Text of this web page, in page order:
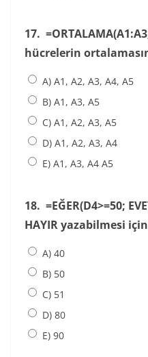
17.
hücrelerin
A) A1, A2, A3, A4, A5
B) A1, A3, A5
C) A1, A2, A3, A5
D) A1, A2, A3, A4
E) A1, A3, A4 A5
18. =EĞER(D4>=50;
HAYIR yazabilmesi
A) 40
B) 50
C) 51
D) 80
E) 90